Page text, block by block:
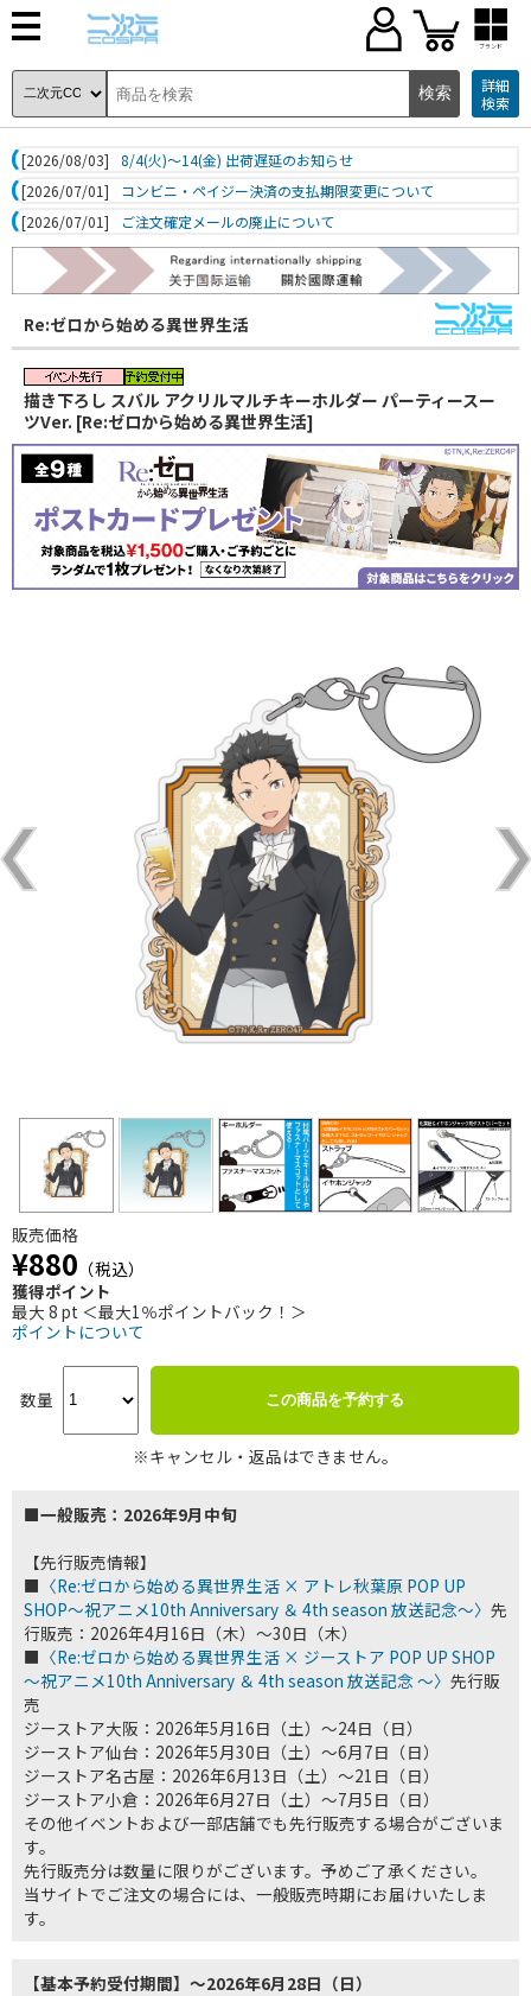
ブランド
詳細
検索
[2026/08/03]
8/4(火)～14(金) 出荷遅延のお知らせ
[2026/07/01]
コンビニ・ペイジー決済の支払期限変更について
[2026/07/01]
ご注文確定メールの廃止について
Re:ゼロから始める異世界生活
描き下ろし スバル アクリルマルチキーホルダー パーティースー
ツVer. [Re:ゼロから始める異世界生活]
販売価格
¥880 （税込）
獲得ポイント
最大 8 pt ＜最大1％ポイントバック！＞
ポイントについて
数量 この商品を予約する
※キャンセル・返品はできません。
■一般販売：2026年9月中旬
【先行販売情報】
■ 〈Re:ゼロから始める異世界生活 × アトレ秋葉原 POP UP
SHOP～祝アニメ10th Anniversary ＆ 4th season 放送記念～〉 先
行販売：2026年4月16日（木）～30日（木）
■ 〈Re:ゼロから始める異世界生活 × ジーストア POP UP SHOP
～祝アニメ10th Anniversary ＆ 4th season 放送記念 ～〉 先行販
売
ジーストア大阪：2026年5月16日（土）～24日（日）
ジーストア仙台：2026年5月30日（土）～6月7日（日）
ジーストア名古屋：2026年6月13日（土）～21日（日）
ジーストア小倉：2026年6月27日（土）～7月5日（日）
その他イベントおよび一部店舗でも先行販売する場合がございま
す。
先行販売分は数量に限りがございます。予めご了承ください。
当サイトでご注文の場合には、一般販売時期にお届けいたしま
す。
【基本予約受付期間】～2026年6月28日（日）